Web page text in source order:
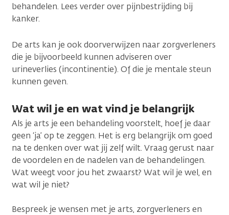
behandelen. Lees verder over pijnbestrijding bij
kanker.
De arts kan je ook doorverwijzen naar zorgverleners
die je bijvoorbeeld kunnen adviseren over
urineverlies (incontinentie). Of die je mentale steun
kunnen geven.
Wat wil je en wat vind je belangrijk
Als je arts je een behandeling voorstelt, hoef je daar
geen ‘ja’ op te zeggen. Het is erg belangrijk om goed
na te denken over wat jij zelf wilt. Vraag gerust naar
de voordelen en de nadelen van de behandelingen.
Wat weegt voor jou het zwaarst? Wat wil je wel, en
wat wil je niet?
Bespreek je wensen met je arts, zorgverleners en